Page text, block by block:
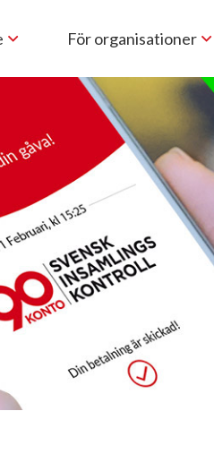
För organisationer